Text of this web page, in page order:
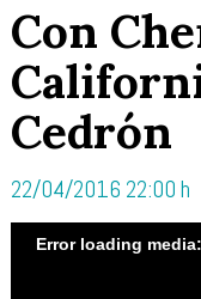
Con
Cedrón
22/04/2016 22:00 h
Error loading